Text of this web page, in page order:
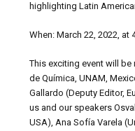
highlighting Latin
When: March 22, 2022, at
This exciting event will
de Química, UNAM,
Gallardo (Deputy Editor,
us and our speakers
USA), Ana Sofía Varela